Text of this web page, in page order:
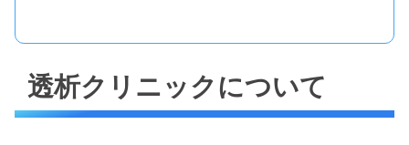
透析クリニックについて